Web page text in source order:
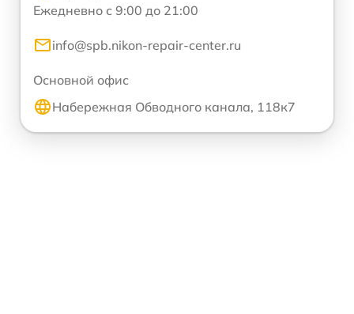
Ежедневно с 9:00 до 21:00
info@spb.nikon-repair-center.ru
Основной офис
Набережная Обводного канала, 118к7